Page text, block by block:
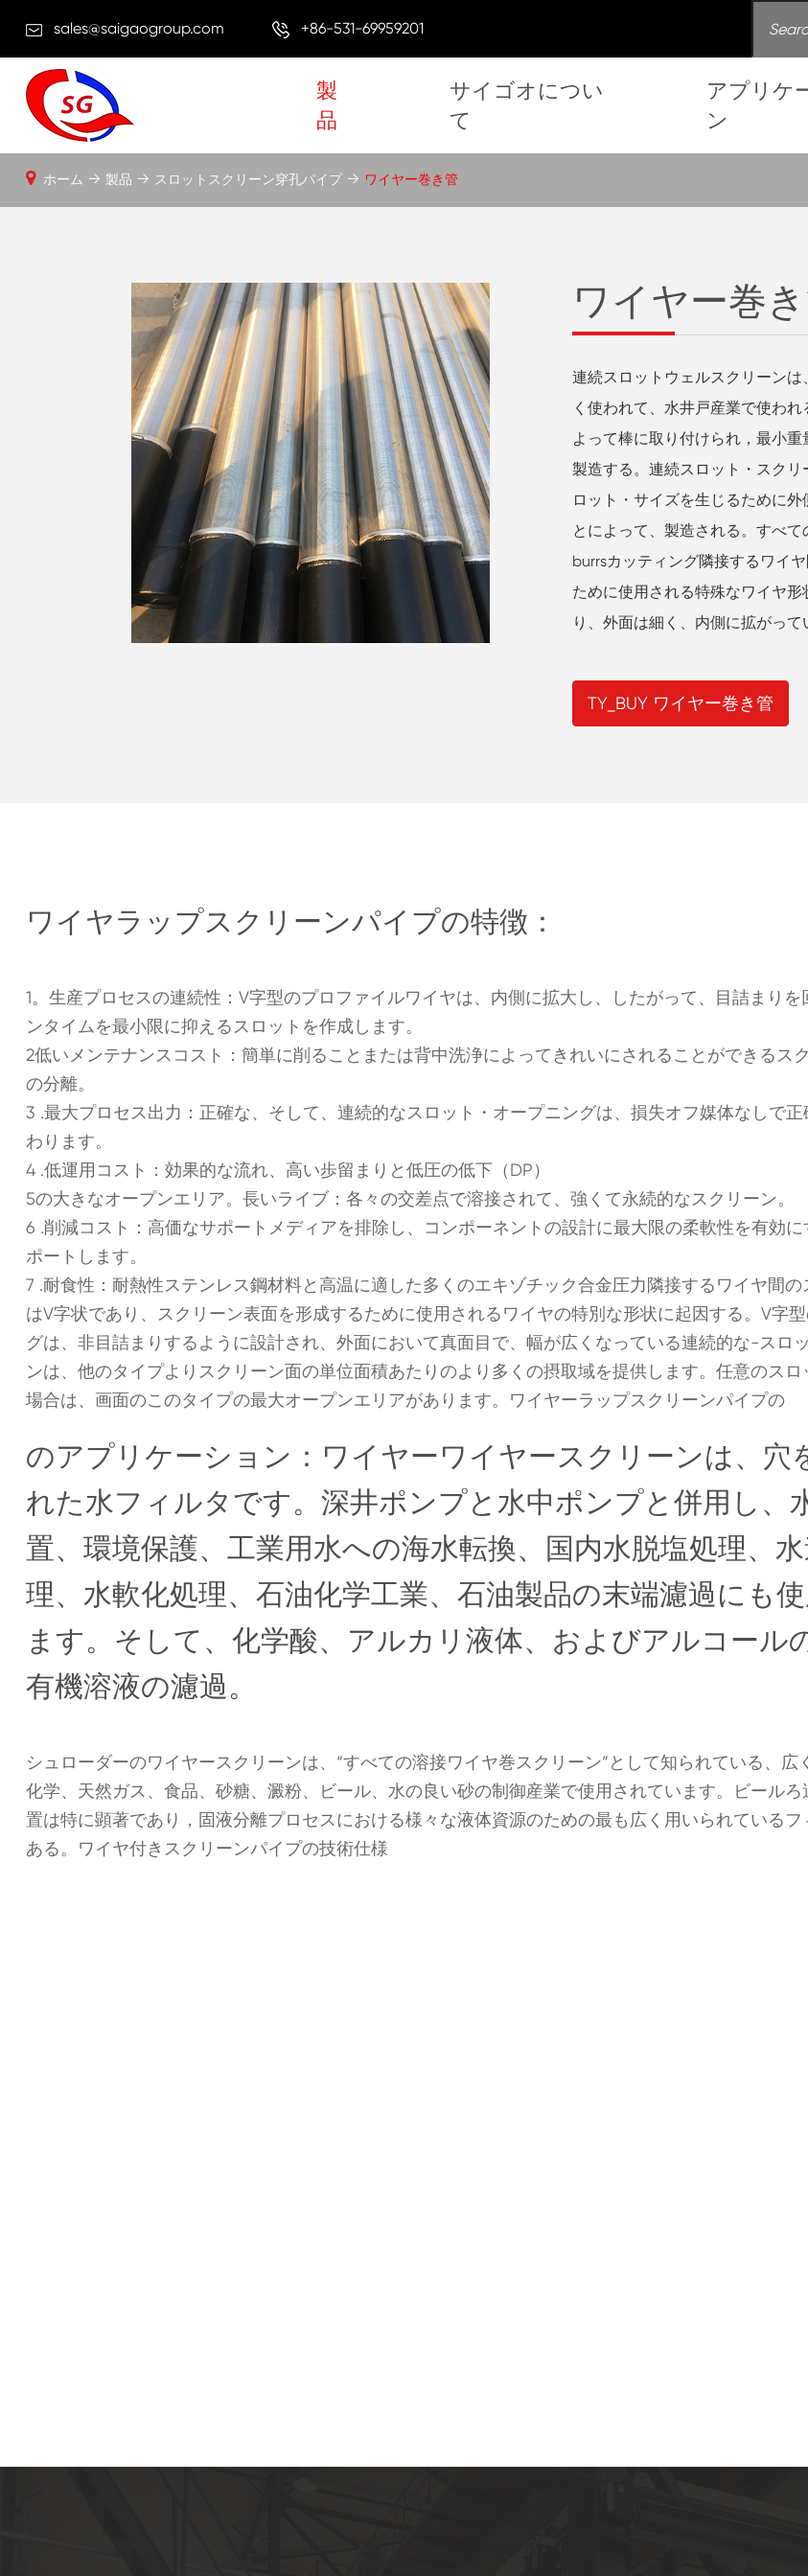
sales@saigaogroup.com +86-531-69959201
製
品
サイゴオについ
て
アプリケ
ン
ワイヤー巻
連続スロットウェルスクリーン
く使われて、水井戸産業で使わ
よって棒に取り付けられ，最小
製造する。連続スロット・スク
ロット・サイズを生じるために
とによって、製造される。すべて
burrsカッティング隣接するワイ
ために使用される特殊なワイヤ
り、外面は細く、内側に拡がって
TY_BUY ワイヤー巻き管
ホーム 製品 スロットスクリーン穿孔パイプ ワイヤー巻き管
ワイヤラップスクリーンパイプの特徴：
1。生産プロセスの連続性：V字型のプロファイルワイヤは、内側に拡大し、したがって、目詰まりを
ンタイムを最小限に抑えるスロットを作成します。
2低いメンテナンスコスト：簡単に削ることまたは背中洗浄によってきれいにされることができるス
の分離。
3 .最大プロセス出力：正確な、そして、連続的なスロット・オープニングは、損失オフ媒体なしで
わります。
4 .低運用コスト：効果的な流れ、高い歩留まりと低圧の低下（DP）
5の大きなオープンエリア。長いライブ：各々の交差点で溶接されて、強くて永続的なスクリーン。
6 .削減コスト：高価なサポートメディアを排除し、コンポーネントの設計に最大限の柔軟性を有効
ポートします。
7 .耐食性：耐熱性ステンレス鋼材料と高温に適した多くのエキゾチック合金圧力隣接するワイヤ間の
はV字状であり、スクリーン表面を形成するために使用されるワイヤの特別な形状に起因する。V字
グは、非目詰まりするように設計され、外面において真面目で、幅が広くなっている連続的な-スロ
ンは、他のタイプよりスクリーン面の単位面積あたりのより多くの摂取域を提供します。任意のス
場合は、画面のこのタイプの最大オープンエリアがあります。ワイヤーラップスクリーンパイプの
のアプリケーション：ワイヤーワイヤースクリーンは、穴
れた水フィルタです。深井ポンプと水中ポンプと併用し、
置、環境保護、工業用水への海水転換、国内水脱塩処理、
理、水軟化処理、石油化学工業、石油製品の末端濾過にも
ます。そして、化学酸、アルカリ液体、およびアルコール
有機溶液の濾過。
シュローダーのワイヤースクリーンは、“すべての溶接ワイヤ巻スクリーン”として知られている、広
化学、天然ガス、食品、砂糖、澱粉、ビール、水の良い砂の制御産業で使用されています。ビールろ
置は特に顕著であり，固液分離プロセスにおける様々な液体資源のための最も広く用いられているフ
ある。ワイヤ付きスクリーンパイプの技術仕様